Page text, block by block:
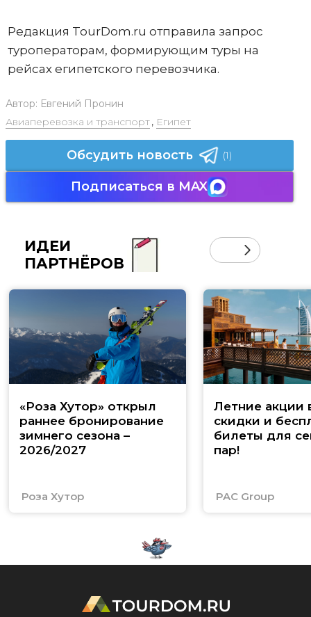
Редакция TourDom.ru отправила запрос
туроператорам, формирующим туры на
рейсах египетского перевозчика.
Автор: Евгений Пронин
Авиаперевозка и транспорт, Египет
Обсудить новость (1)
Подписаться в MAX
ИДЕИ
ПАРТНЁРОВ
«Роза Хутор» открыл
раннее бронирование
зимнего сезона –
2026/2027
Роза Хутор
Летние акции
скидки и
билеты для
пар!
PAC Group